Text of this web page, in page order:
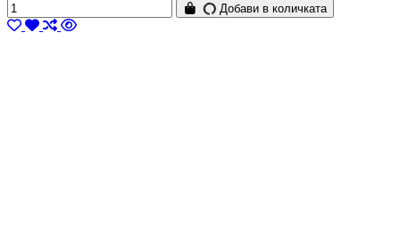
Добави в количката